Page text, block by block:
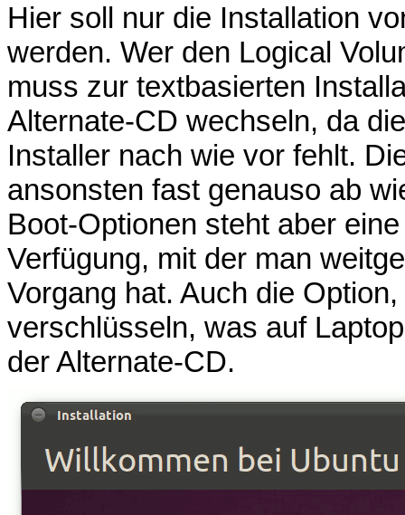
Hier soll nur die Installation
werden. Wer den Logical
muss zur textbasierten
Alternate-CD wechseln, da
Installer nach wie vor fehlt.
ansonsten fast genauso ab
Boot-Optionen steht aber
Verfügung, mit der man
Vorgang hat. Auch die
verschlüsseln, was auf
der Alternate-CD.